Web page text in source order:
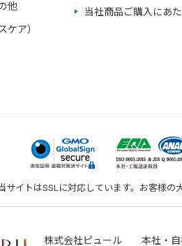
他
ケア）
当社商品ご購入にあ
サイトはSSLに対応しています。お客様の
株式会社ピュール 本社・自